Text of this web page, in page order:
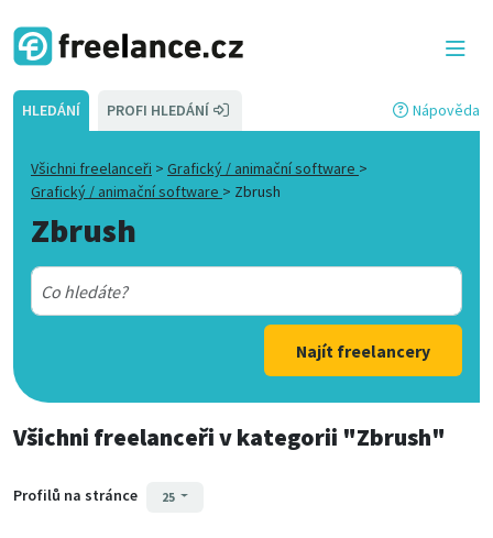
HLEDÁNÍ PROFI HLEDÁNÍ Nápověda
Všichni freelanceři > Grafický / animační software >
Grafický / animační software > Zbrush
Zbrush
Najít freelancery
Všichni freelanceřiv kategorii "Zbrush"
Profilů na stránce 25